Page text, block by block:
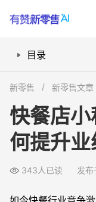
目录
推广码奖励机制
小程序绑定管理
小程序共享股东机制
推广码返现奖励会
新零售 新零售文章
快餐店
何提升业
343人已读 发